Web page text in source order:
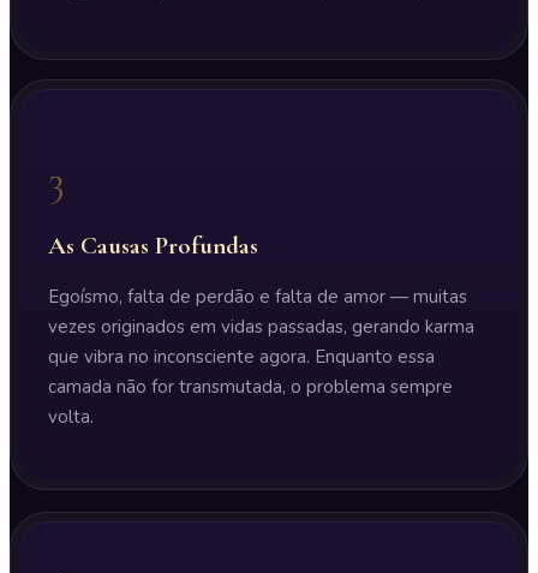
3
As Causas Profundas
Egoísmo, falta de perdão e falta de amor — muitas
vezes originados em vidas passadas, gerando karma
que vibra no inconsciente agora. Enquanto essa
camada não for transmutada, o problema sempre
volta.